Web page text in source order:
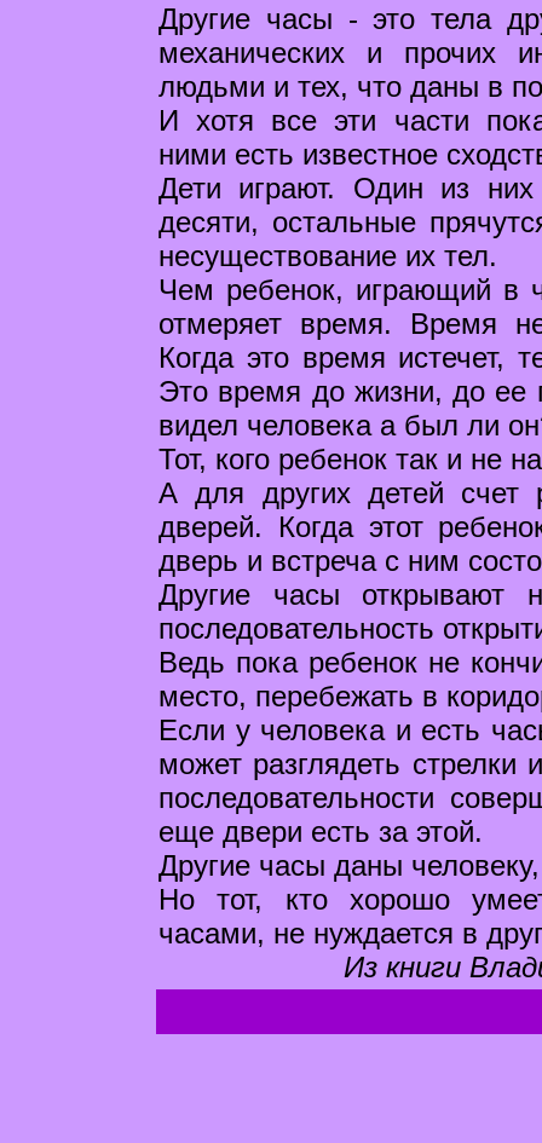
Другие часы - это тела
механических и прочих
людьми и тех, что даны в
И хотя все эти части
ними есть известное
Дети играют. Один из
десяти, остальные
несуществование их тел.
Чем ребенок, играющий в
отмеряет время. Время
Когда это время истечет,
Это время до жизни, до ее
видел человека а был ли
Тот, кого ребенок так и не
А для других детей счет
дверей. Когда этот
дверь и встреча с ним
Другие часы открывают
последовательность
Ведь пока ребенок не
место, перебежать в
Если у человека и есть
может разглядеть
последовательности
еще двери есть за этой.
Другие часы даны
Но тот, кто хорошо
часами, не нуждается в
Из книги